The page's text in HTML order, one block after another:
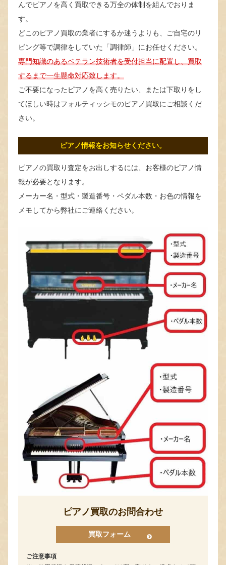
んでピアノを高く買取できる万全の体制を組んでおりま
す。
どこのピアノ買取の業者にするか迷うよりも、ご自宅のリ
ビング等で調律をしていた「調律師」にお任せください。
専門知識のあるベテラン技術者を受付担当に配置し、買取
するまで一生懸命対応致します。
ご不要になったピアノを高く売りたい、または下取りをし
てほしい時はフォルティッシモのピアノ買取にご相談くだ
さい。
ピアノ情報をお知らせください。
ピアノの買取り査定をお出しするには、お客様のピアノ情
報が必要となります。
メーカー名・型式・製造番号・ペダル本数・お色の情報を
メモしてから弊社にご連絡ください。
ピアノ買取のお問合わせ
買取フォーム
ご注意事項